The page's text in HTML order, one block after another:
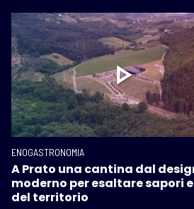
ENOGASTRONOMIA
A Prato una cantina dal
moderno per esaltare sapori
del territorio